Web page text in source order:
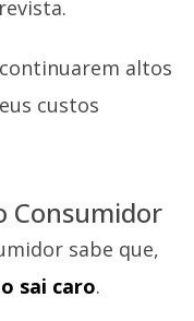
altos
custos
Consumidor
sabe que,
sai caro.